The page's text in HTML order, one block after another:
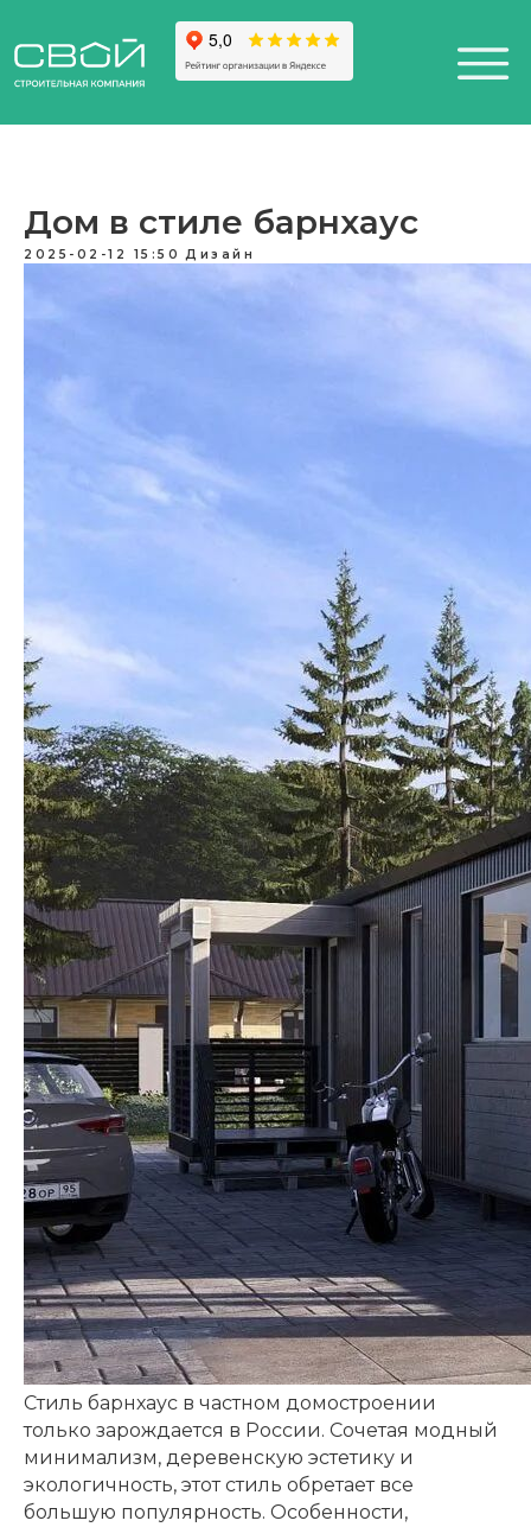
(812) 611-24-42
200-25-57
Санкт-Петербург,
(812) 611-24-42
200-25-57
Дом в стиле барнхаус
2025-02-12 15:50 Дизайн
Стиль барнхаус в частном домостроении
только зарождается в России. Сочетая модный
минимализм, деревенскую эстетику и
экологичность, этот стиль обретает все
большую популярность. Особенности,